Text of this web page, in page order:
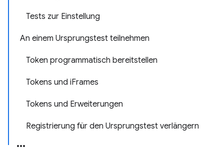
Tests zur Einstellung
An einem Ursprungstest teilnehmen
Token programmatisch bereitstellen
Tokens und iFrames
Tokens und Erweiterungen
Registrierung für den Ursprungstest verlängern